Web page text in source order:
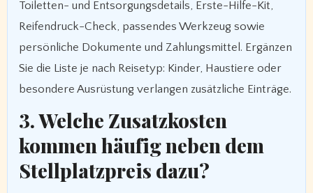
Toiletten- und Entsorgungsdetails, Erste-Hilfe-Kit,
Reifendruck-Check, passendes Werkzeug sowie
persönliche Dokumente und Zahlungsmittel. Ergänzen
Sie die Liste je nach Reisetyp: Kinder, Haustiere oder
besondere Ausrüstung verlangen zusätzliche Einträge.
3. Welche Zusatzkosten
kommen häufig neben dem
Stellplatzpreis dazu?